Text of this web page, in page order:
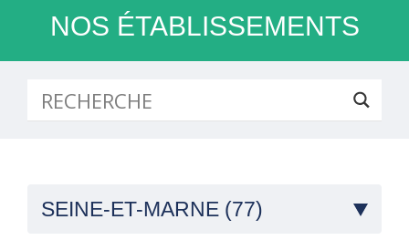
NOS ÉTABLISSEMENTS
SEINE-ET-MARNE (77)